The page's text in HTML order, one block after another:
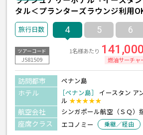
タル＜プランターズラウンジ利用
午前発/シンガポール航空利用/ペ
ン- 2泊4日間/朝食付き≫
4 5 6
ツアーコード
J581509
1名様あたり 141,000
燃油サーチャ
訪問都市 ペナン島
ホテル ［ペナン島］
イースタン ア
ル ★★★★★
航空会社 シンガポール航空（ＳＱ）
座席クラス エコノミー 乗継／経由